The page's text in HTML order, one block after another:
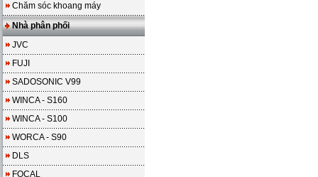
Chăm sóc khoang máy
Nhà phân phối
JVC
FUJI
SADOSONIC V99
WINCA - S160
WINCA - S100
WORCA - S90
DLS
FOCAL